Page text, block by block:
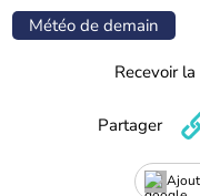
Météo de demain
Recevoir
Partager